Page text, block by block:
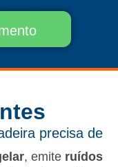
precisa de
, emite ruídos